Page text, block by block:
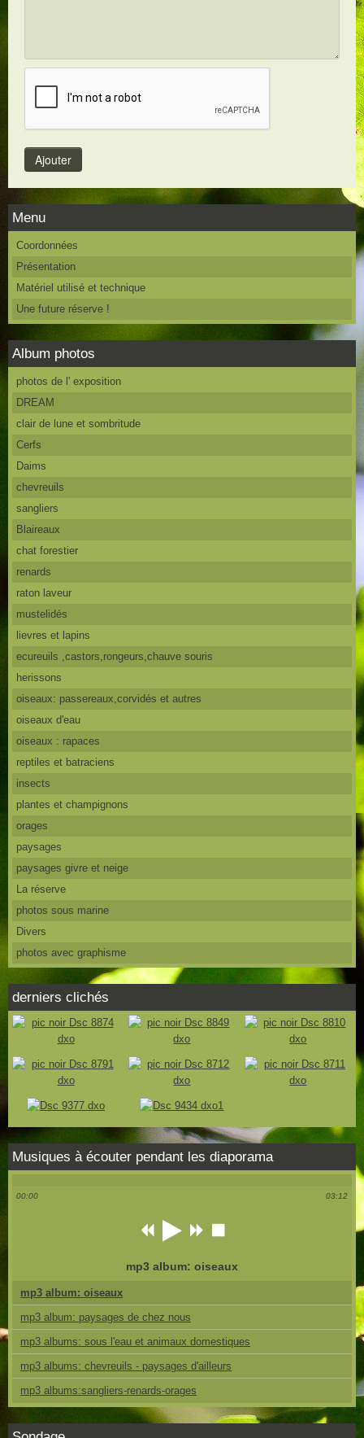
Menu
Coordonnées
Présentation
Matériel utilisé et technique
Une future réserve !
Album photos
photos de l' exposition
DREAM
clair de lune et sombritude
Cerfs
Daims
chevreuils
sangliers
Blaireaux
chat forestier
renards
raton laveur
mustelidés
lievres et lapins
ecureuils ,castors,rongeurs,chauve souris
herissons
oiseaux: passereaux,corvidés et autres
oiseaux d'eau
oiseaux : rapaces
reptiles et batraciens
insects
plantes et champignons
orages
paysages
paysages givre et neige
La réserve
photos sous marine
Divers
photos avec graphisme
derniers clichés
Musiques à écouter pendant les diaporama
00:00 03:12
mp3 album: oiseaux
mp3 album: oiseaux
mp3 album: paysages de chez nous
mp3 albums: sous l'eau et animaux domestiques
mp3 albums: chevreuils - paysages d'ailleurs
mp3 albums:sangliers-renards-orages